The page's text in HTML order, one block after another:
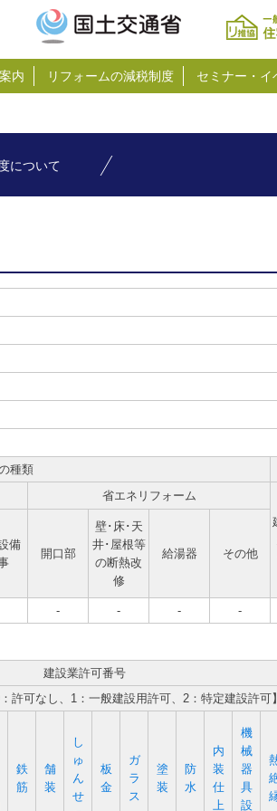
内 リフォームの減税制度 セミナー・イ
について
種類
省エネリフォーム
備
開口部
壁･床･天
井･屋根等
の断熱改
修
給湯器 その他
- - - -
建設業許可番号
許可なし、1：一般建設用許可、2：特定建設許可】
鉄
筋
舗
装
し
ゅ
ん
せ
板
金
ガ
ラ
ス
塗
装
防
水
内
装
仕
上
機
械
器
具
設